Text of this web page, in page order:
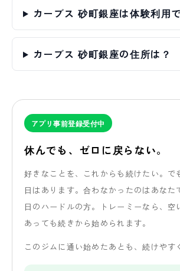
カーブス 砂町銀座は体験利用
カーブス 砂町銀座の住所は？
アプリ事前登録受付中
休んでも、 ゼロに戻らない。
好きな ことを、 これからも 続けたい。 で
日は あります。合わなかったのは あなた
日の ハードルの方。 トレーミーなら、 空
あっても続きから始められます。
この ジムに通い始めたあとも、続けやす